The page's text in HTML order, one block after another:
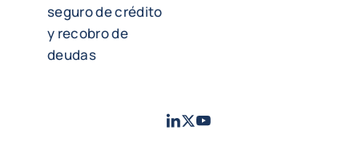
seguro de crédito
y recobro de
deudas
LinkedIn
TwitterYoutube